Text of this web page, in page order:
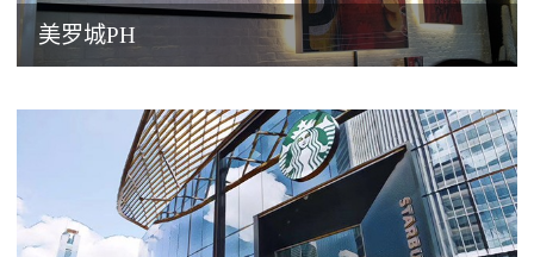
美罗城PH